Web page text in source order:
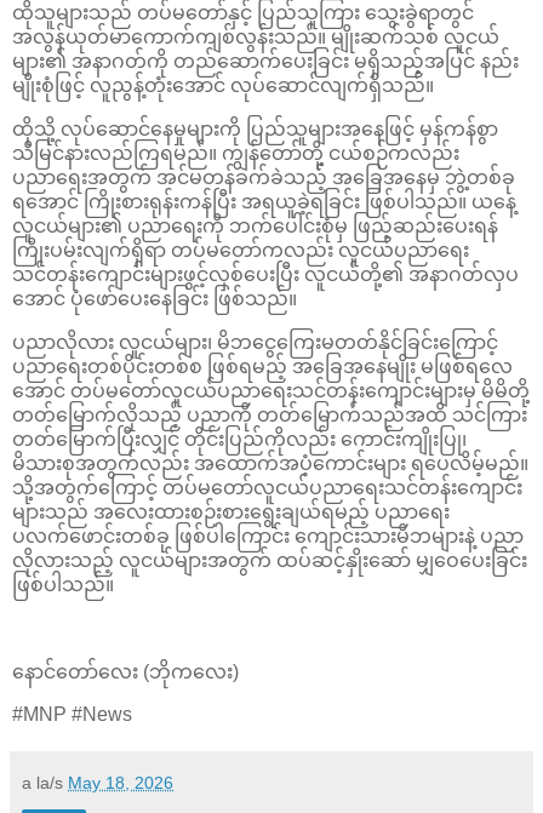
ထိုသူများသည် တပ်မတော်နှင့် ပြည်သူကြား သွေးခွဲရာတွင်
အလွန်ယုတ်မာကောက်ကျစ်လွန်းသည်။ မျိုးဆက်သစ် လူငယ်
များ၏ အနာဂတ်ကို တည်ဆောက်ပေးခြင်း မရှိသည့်အပြင် နည်း
မျိုးစုံဖြင့် လူညွန့်တုံးအောင် လုပ်ဆောင်လျက်ရှိသည်။
ထိုသို့ လုပ်ဆောင်နေမှုများကို ပြည်သူများအနေဖြင့် မှန်ကန်စွာ
သိမြင်နားလည်ကြရမည်။ ကျွန်တော်တို့ ငယ်စဉ်ကလည်း
ပညာရေးအတွက် အင်မတန်ခက်ခဲသည့် အခြေအနေမှ ဘွဲ့တစ်ခု
ရအောင် ကြိုးစားရုန်းကန်ပြီး အရယူခဲ့ရခြင်း ဖြစ်ပါသည်။ ယနေ့
လူငယ်များ၏ ပညာရေးကို ဘက်ပေါင်းစုံမှ ဖြည့်ဆည်းပေးရန်
ကြိုးပမ်းလျက်ရှိရာ တပ်မတော်ကလည်း လူငယ်ပညာရေး
သင်တန်းကျောင်းများဖွင့်လှစ်ပေးပြီး လူငယ်တို့၏ အနာဂတ်လှပ
အောင် ပုံဖော်ပေးနေခြင်း ဖြစ်သည်။
ပညာလိုလား လူငယ်များ၊ မိဘငွေကြေးမတတ်နိုင်ခြင်းကြောင့်
ပညာရေးတစ်ပိုင်းတစ်စ ဖြစ်ရမည့် အခြေအနေမျိုး မဖြစ်ရလေ
အောင် တပ်မတော်လူငယ်ပညာရေးသင်တန်းကျောင်းများမှ မိမိတို့
တတ်မြောက်လိုသည့် ပညာကို တတ်မြောက်သည်အထိ သင်ကြား
တတ်မြောက်ပြီးလျှင် တိုင်းပြည်ကိုလည်း ကောင်းကျိုးပြု၊
မိသားစုအတွက်လည်း အထောက်အပံ့ကောင်းများ ရပေလိမ့်မည်။
သို့အတွက်ကြောင့် တပ်မတော်လူငယ်ပညာရေးသင်တန်းကျောင်း
များသည် အလေးထားစဉ်းစားရွေးချယ်ရမည့် ပညာရေး
ပလက်ဖောင်းတစ်ခု ဖြစ်ပါကြောင်း ကျောင်းသားမိဘများနဲ့ ပညာ
လိုလားသည့် လူငယ်များအတွက် ထပ်ဆင့်နှိုးဆော် မျှဝေပေးခြင်း
ဖြစ်ပါသည်။
နောင်တော်လေး (ဘိုကလေး)
#MNP #News
a la/s May 18, 2026